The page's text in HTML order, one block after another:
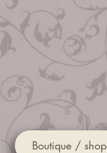
Boutique / shop